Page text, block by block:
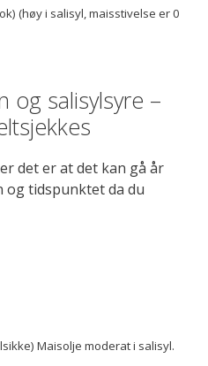
(høy i salisyl, maisstivelse er 0
og salisylsyre –
det er at det kan gå år
og tidspunktet da du
Maisolje moderat i salisyl.